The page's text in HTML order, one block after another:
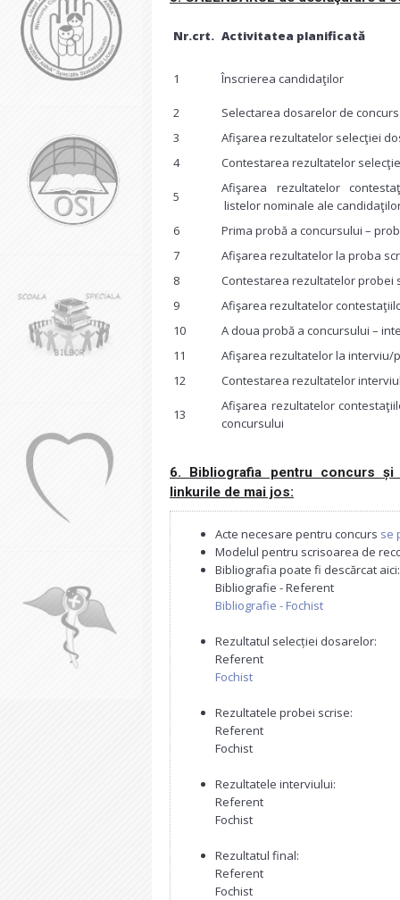
Nr.crt. Activitatea planificată
1 Înscrierea candidaţilor
2
Selectarea dosarelor de concurs
3
Afişarea rezultatelor selecţiei
4
Contestarea rezultatelor
5
Afişarea rezultatelor
listelor nominale ale
6
Prima probă a concursului –
7
Afişarea rezultatelor la proba
8
Contestarea rezultatelor probei
9
Afişarea rezultatelor
10
A doua probă a concursului –
11
Afişarea rezultatelor la interviu/
12
Contestarea rezultatelor
13
Afişarea rezultatelor
concursului
6. Bibliografia pentru concurs
linkurile de mai jos:
Acte necesare pentru concurs se
Modelul pentru scrisoarea de
Bibliografia poate fi descărcat aici:
Bibliografie - Referent
Bibliografie - Fochist
Rezultatul selecției dosarelor:
Referent
Fochist
Rezultatele probei scrise:
Referent
Fochist
Rezultatele interviului:
Referent
Fochist
Rezultatul final:
Referent
Fochist